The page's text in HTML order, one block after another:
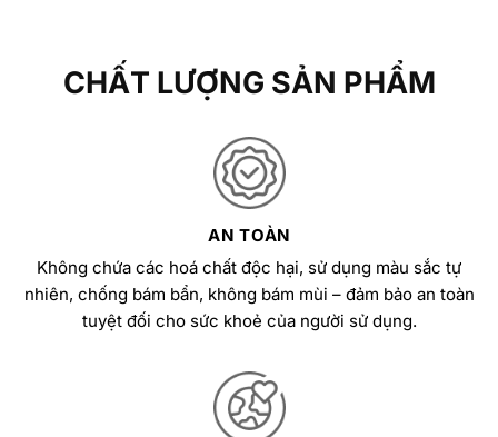
CHẤT LƯỢNG SẢN PHẨM
AN TOÀN
Không chứa các hoá chất độc hại, sử dụng màu sắc tự
nhiên, chống bám bẩn, không bám mùi – đảm bảo an toàn
tuyệt đối cho sức khoẻ của người sử dụng.